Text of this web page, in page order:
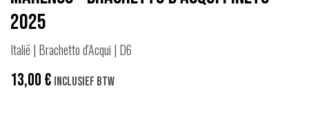
2025
Italië | Brachetto d'Acqui | D6
13,00€ Inclusief btw